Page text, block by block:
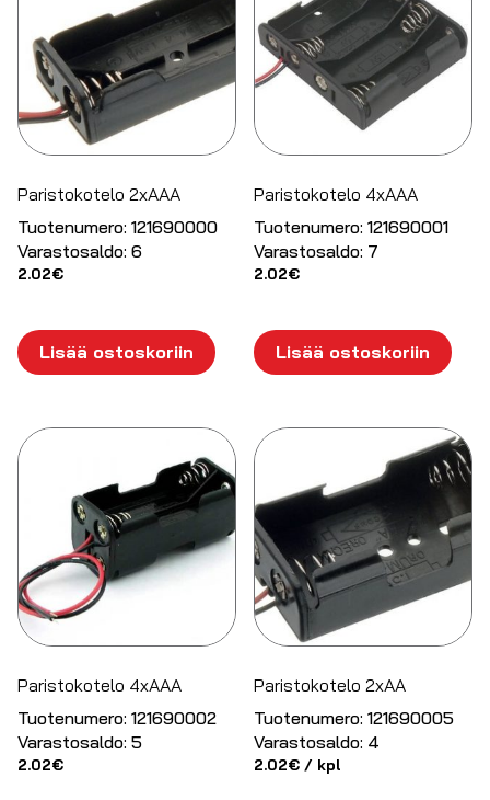
Paristokotelo 2xAAA
Tuotenumero: 121690000
Varastosaldo: 6
2.02€
Lisää ostoskoriin
Paristokotelo 4xAAA
Tuotenumero: 121690001
Varastosaldo: 7
2.02€
Lisää ostoskoriin
Paristokotelo 4xAAA
Tuotenumero: 121690002
Varastosaldo: 5
2.02€
Paristokotelo 2xAA
Tuotenumero: 121690005
Varastosaldo: 4
2.02€ / kpl